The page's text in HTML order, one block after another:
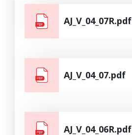
AJ_V_04_07R.pdf
AJ_V_04_07.pdf
AJ_V_04_06R.pdf